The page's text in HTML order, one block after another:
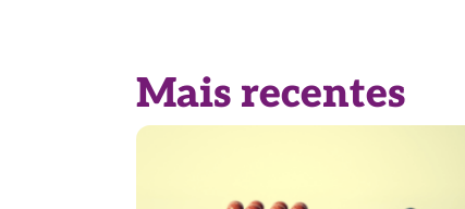
Mais recentes